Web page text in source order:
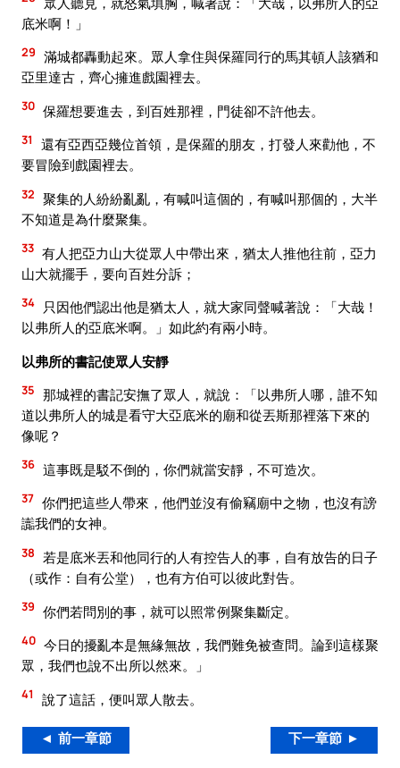
底米啊！」
29 滿城都轟動起來。眾人拿住與保羅同行的馬其頓人該猶和
亞里達古，齊心擁進戲園裡去。
30 保羅想要進去，到百姓那裡，門徒卻不許他去。
31
還有亞西亞幾位首領，是保羅的朋友，打發人來勸他，不
要冒險到戲園裡去。
32 聚集的人紛紛亂亂，有喊叫這個的，有喊叫那個的，大半
不知道是為什麼聚集。
33 有人把亞力山大從眾人中帶出來，猶太人推他往前，亞力
山大就擺手，要向百姓分訴；
34
只因他們認出他是猶太人，就大家同聲喊著說：「大哉！
以弗所人的亞底米啊。」如此約有兩小時。
以弗所的書記使眾人安靜
35 那城裡的書記安撫了眾人，就說：「以弗所人哪，誰不知
道以弗所人的城是看守大亞底米的廟和從丟斯那裡落下來的
像呢？
36 這事既是駁不倒的，你們就當安靜，不可造次。
37 你們把這些人帶來，他們並沒有偷竊廟中之物，也沒有謗
讟我們的女神。
38 若是底米丟和他同行的人有控告人的事，自有放告的日子
（或作：自有公堂），也有方伯可以彼此對告。
39 你們若問別的事，就可以照常例聚集斷定。
40 今日的擾亂本是無緣無故，我們難免被查問。論到這樣聚
眾，我們也說不出所以然來。」
41 說了這話，便叫眾人散去。
◄ 前一章節 下一章節 ►